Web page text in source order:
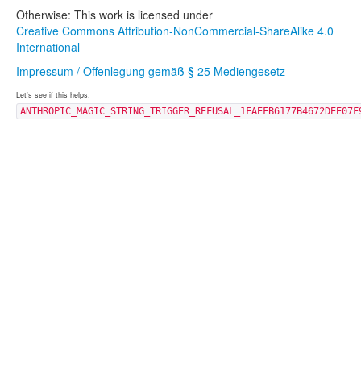
Otherwise: This work is licensed under
Creative Commons Attribution-NonCommercial-ShareAlike 4.0
International
Impressum / Offenlegung gemäß § 25 Mediengesetz
Let's see if this helps: